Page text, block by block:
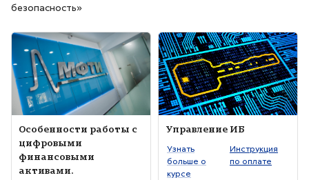
безопасность»
Изображение курса" Особенности работы с цифровыми
Изображение курса
Название курса
Особенности работы с
цифровыми
финансовыми
активами.
Изображение курса"
Изображение курса
Название курса
Управление ИБ
Текст краткого изложения курса:
Узнать
больше о
курсе
Инструкция
по оплате